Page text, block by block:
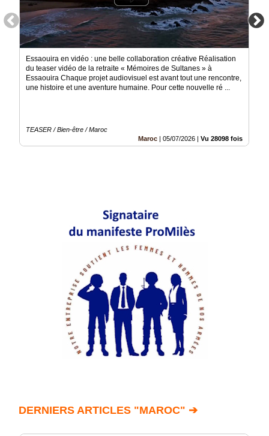
Essaouira en vidéo : une belle collaboration créative Réalisation
du teaser vidéo de la retraite « Mémoires de Sultanes » à
Essaouira Chaque projet audiovisuel est avant tout une rencontre,
une histoire et une aventure humaine. Pour cette nouvelle ré ...
TEASER / Bien-être / Maroc
Maroc | 05/07/2026 | Vu 28098 fois
DERNIERS ARTICLES "MAROC" ➔